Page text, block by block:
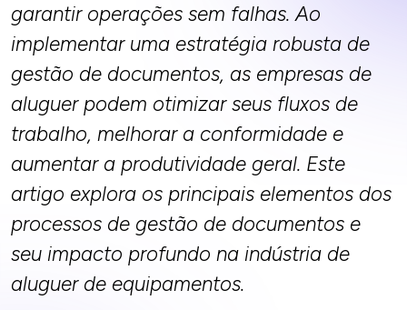
garantir operações sem falhas. Ao
implementar uma estratégia robusta de
gestão de documentos, as empresas de
aluguer podem otimizar seus fluxos de
trabalho, melhorar a conformidade e
aumentar a produtividade geral. Este
artigo explora os principais elementos dos
processos de gestão de documentos e
seu impacto profundo na indústria de
aluguer de equipamentos.